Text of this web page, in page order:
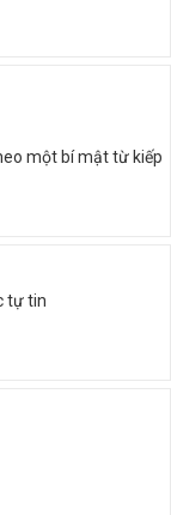
một bí mật từ kiếp
tự tin